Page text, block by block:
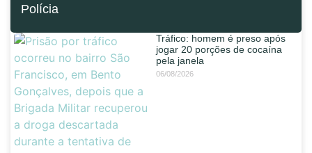
Polícia
Tráfico: homem é preso após
jogar 20 porções de cocaína
pela janela
06/08/2026